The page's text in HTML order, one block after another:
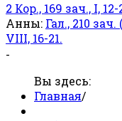
2 Кор., 169 зач., I, 12-
Анны: Гал., 210
VIII, 16-21.
-
Вы здесь:
Главная/